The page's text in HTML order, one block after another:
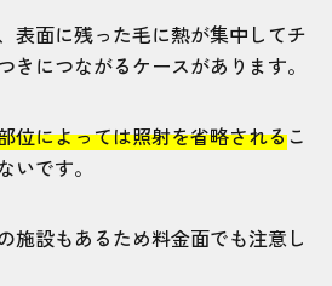
表面に残った毛に熱が集中してチ
きにつながるケースがあります。
位によっては照射を省略されるこ
いです。
施設もあるため料金面でも注意し